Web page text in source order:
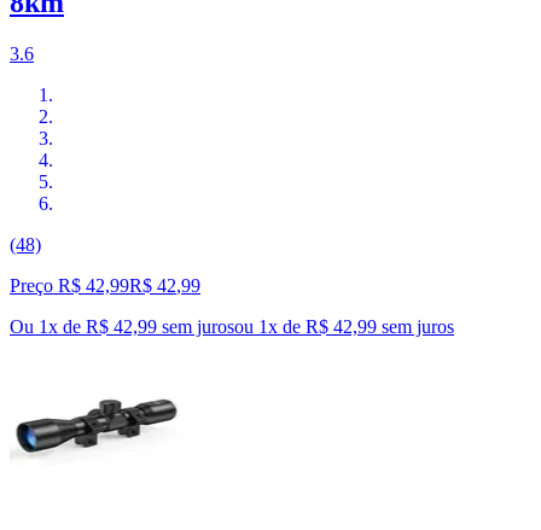
3.6
(48)
Preço R$ 42,99R$ 42,99
Ou 1x de R$ 42,99 sem jurosou 1x de R$ 42,99 sem juros